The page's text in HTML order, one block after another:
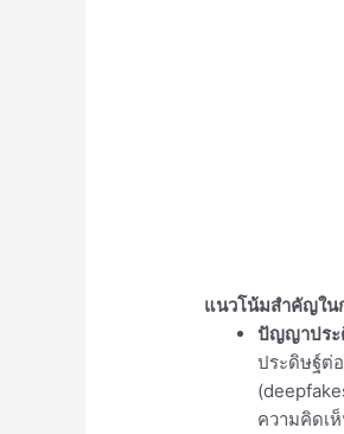
แนวโน้มสำคัญใน
ปัญญาประ
ประดิษฐ์ต่
ความคิดเ